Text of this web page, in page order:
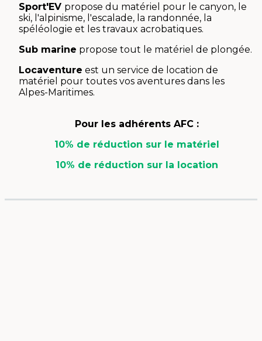
Sport'EV propose du matériel pour le canyon, le
ski, l'alpinisme, l'escalade, la randonnée, la
spéléologie et les travaux acrobatiques.
Sub marine propose tout le matériel de plongée.
Locaventure est un service de location de
matériel pour toutes vos aventures dans les
Alpes-Maritimes.
Pour les adhérents AFC :
10% de réduction sur le matériel
10% de réduction sur la location